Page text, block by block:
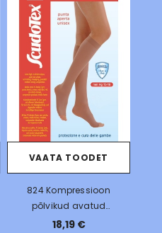
VAATA TOODET
824 Kompressioon
põlvikud avatud
varbaosaga 15-18 mmHg,
18,19 €